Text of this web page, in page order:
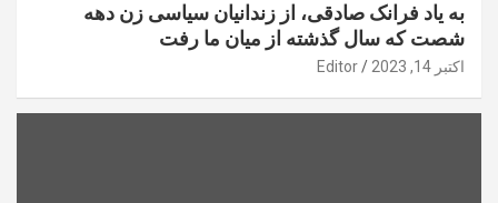
به یاد فرانک صادقی، از زندانیان سیاسی زن دهه
شصت که سال گذشته از میان ما رفت
اکتبر 14, 2023 Editor